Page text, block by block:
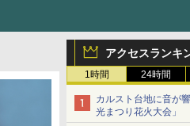
アクセスランキ
1時間 24時間
カルスト台地に音が
光まつり花火大会」